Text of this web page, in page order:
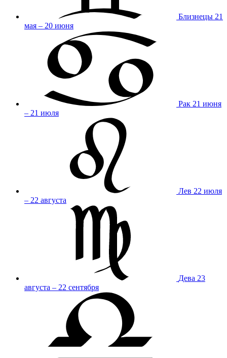
Близнецы 21
мая – 20 июня
Рак 21 июня
– 21 июля
Лев 22 июля
– 22 августа
Дева 23
августа – 22 сентября